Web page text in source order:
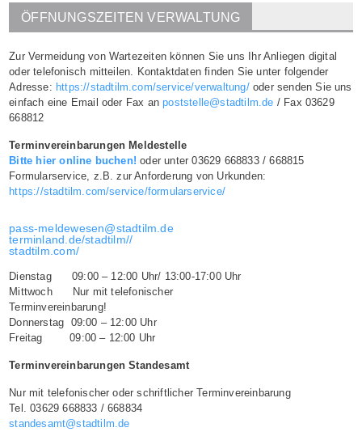
ÖFFNUNGSZEITEN VERWALTUNG
Zur Vermeidung von Wartezeiten können Sie uns Ihr Anliegen digital
oder telefonisch mitteilen. Kontaktdaten finden Sie unter folgender
Adresse: https://stadtilm.com/service/verwaltung/oder senden Sie uns
einfach eine Email oder Fax anpoststelle@stadtilm.de / Fax 03629
668812
Terminvereinbarungen Meldestelle
Bitte hier online buchen! oder unter 03629 668833 / 668815
Formularservice, z.B. zur Anforderung von Urkunden:
https://stadtilm.com/service/formularservice/
pass-meldewesen@stadtilm.de
terminland.de/stadtilm//
stadtilm.com/
Dienstag 09:00 – 12:00 Uhr/ 13:00-17:00 Uhr
Mittwoch Nur mit telefonischer
Terminvereinbarung!
Donnerstag 09:00 – 12:00 Uhr
Freitag 09:00 – 12:00 Uhr
Terminvereinbarungen Standesamt
Nur mit telefonischer oder schriftlicher Terminvereinbarung
Tel. 03629 668833 / 668834
standesamt@stadtilm.de